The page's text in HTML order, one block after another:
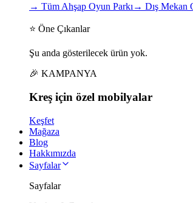
→ Tüm Ahşap Oyun Parkı → Dış Mekan
⭐ Öne Çıkanlar
Şu anda gösterilecek ürün yok.
🎉 KAMPANYA
Kreş için özel mobilyalar
Keşfet
Mağaza
Blog
Hakkımızda
Sayfalar
Sayfalar